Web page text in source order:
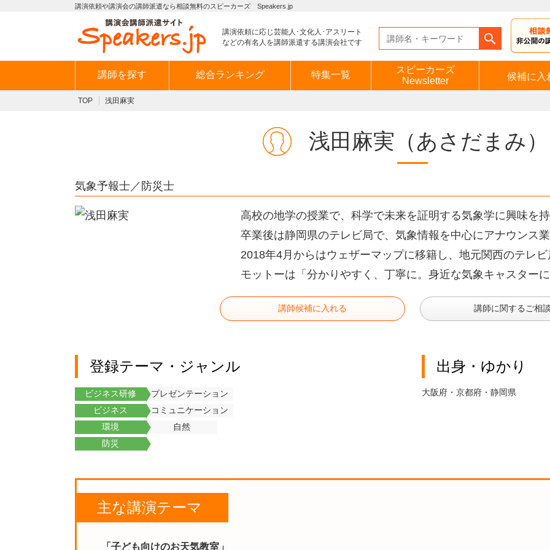
講演依頼や講演会の講師派遣なら相談無料のスピーカーズ Speakers.jp
講演依頼に応じ芸能人･文化人･アスリート
などの有名人を講師派遣する講演会社です
講師を探す 総合ランキング 特集一覧
スピーカーズ
Newsletter
候補に入
TOP 浅田麻実
浅田麻実 （あさだまみ）
気象予報士／防災士
高校の地学の授業で、科学で未来を証明する気象学に興味を
卒業後は静岡県のテレビ局で、気象情報を中心にアナウンス
2018年4月からはウェザーマップに移籍し、地元関西のテレ
モットーは「分かりやすく、丁寧に。身近な気象キャスター
講師候補に入れる 講師に関するご相
登録テーマ・ジャンル
ビジネス研修
プレゼンテーション
ビジネス
コミュニケーション
環境
自然
防災
出身・ゆかり
大阪府・京都府・静岡県
主な講演テーマ
「子ども向けのお天気教室」